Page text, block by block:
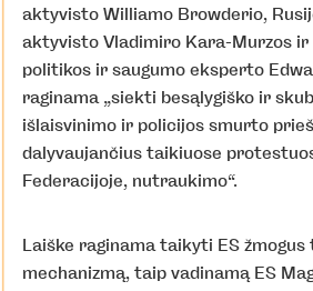
aktyvisto Williamo Browderio,
aktyvisto Vladimiro Kara-Murzos ir
politikos ir saugumo eksperto
raginama „siekti besąlygiško ir
išlaisvinimo ir policijos smurto
dalyvaujančius taikiuose
Federacijoje, nutraukimo“.
Laiške raginama taikyti ES
mechanizmą, taip vadinamą ES